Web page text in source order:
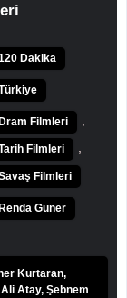
Dakika
Filmleri
Filmleri
Filmleri
Güner
Kurtaran,
Atay, Şebnem